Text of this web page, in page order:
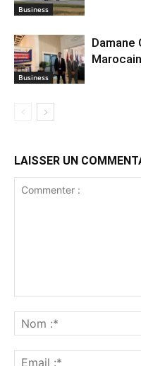
Business
Business
Damane
LAISSER UN